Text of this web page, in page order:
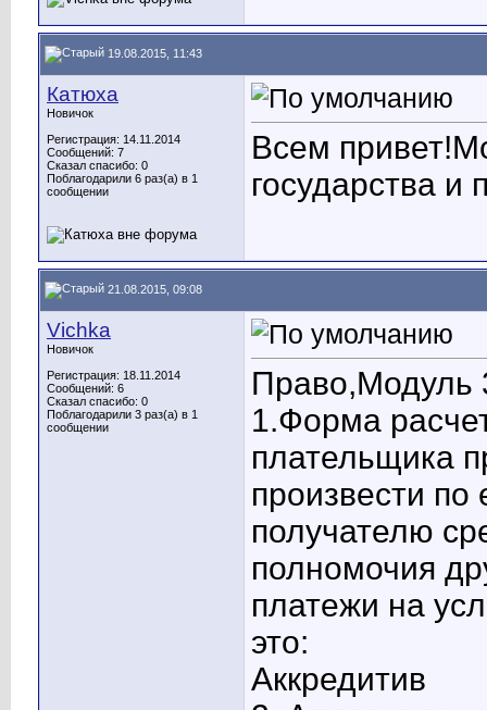
19.08.2015, 11:43
Катюха
Новичок
Регистрация: 14.11.2014
Сообщений: 7
Сказал спасибо: 0
Поблагодарили 6 раз(а) в 1
сообщении
Всем
государства
21.08.2015, 09:08
Vichka
Новичок
Регистрация: 18.11.2014
Сообщений: 6
Сказал спасибо: 0
Поблагодарили 3 раз(а) в 1
сообщении
Право,Модуль
1.Форма
плательщика
произвести
получателю
полномочия
платежи на
это:
Аккредитив